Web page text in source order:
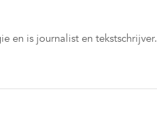
en is journalist en tekstschrijver.